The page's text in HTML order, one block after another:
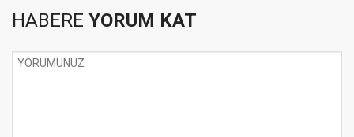
HABERE YORUM KAT